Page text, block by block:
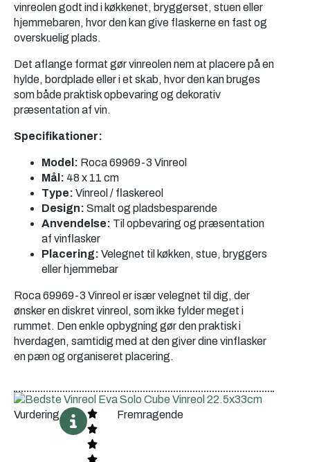
vinreolen godt ind i køkkenet, bryggerset, stuen eller
hjemmebaren, hvor den kan give flaskerne en fast og
overskuelig plads.
Det aflange format gør vinreolen nem at placere på en
hylde, bordplade eller i et skab, hvor den kan bruges
som både praktisk opbevaring og dekorativ
præsentation af vin.
Specifikationer:
Model: Roca 69969-3 Vinreol
Mål: 48 x 11 cm
Type: Vinreol / flaskereol
Design: Smalt og pladsbesparende
Anvendelse: Til opbevaring og præsentation
af vinflasker
Placering: Velegnet til køkken, stue, bryggers
eller hjemmebar
Roca 69969-3 Vinreol er især velegnet til dig, der
ønsker en diskret vinreol, som ikke fylder meget i
rummet. Den enkle opbygning gør den praktisk i
hverdagen, samtidig med at den giver dine vinflasker
en pæn og organiseret placering.
Vurdering Fremragende